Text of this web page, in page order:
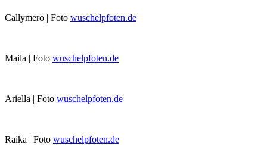
Callymero | Foto wuschelpfoten.de
Maila | Foto wuschelpfoten.de
Ariella | Foto wuschelpfoten.de
Raika | Foto wuschelpfoten.de